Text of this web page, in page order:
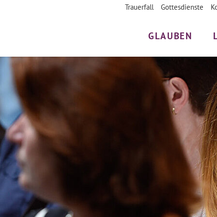
Trauerfall Gottesdienste
GLAUBEN